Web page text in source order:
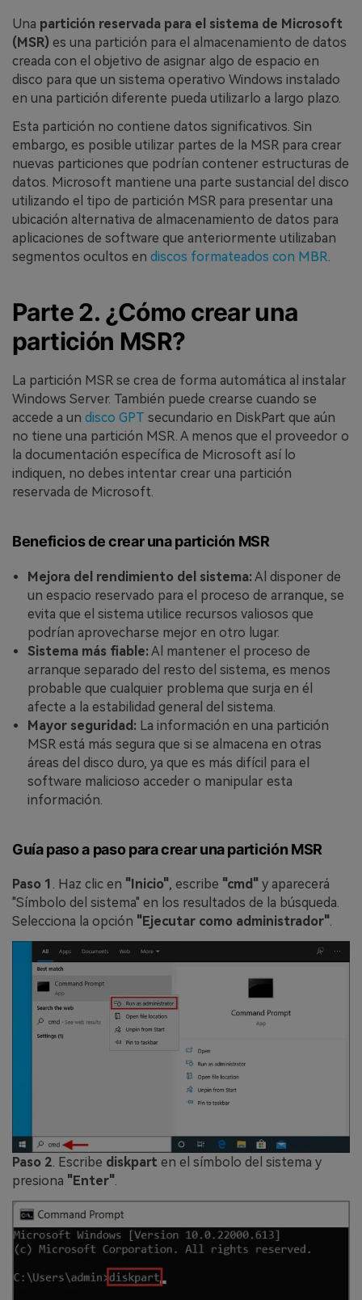
Una partición reservada para el sistema de Microsoft
(MSR) es una partición para el almacenamiento de datos
creada con el objetivo de asignar algo de espacio en
disco para que un sistema operativo Windows instalado
en una partición diferente pueda utilizarlo a largo plazo.
Esta partición no contiene datos significativos. Sin
embargo, es posible utilizar partes de la MSR para crear
nuevas particiones que podrían contener estructuras de
datos. Microsoft mantiene una parte sustancial del disco
utilizando el tipo de partición MSR para presentar una
ubicación alternativa de almacenamiento de datos para
aplicaciones de software que anteriormente utilizaban
segmentos ocultos en discos formateados con MBR.
Parte 2. ¿Cómo crear una
partición MSR?
La partición MSR se crea de forma automática al instalar
Windows Server. También puede crearse cuando se
accede a un disco GPT secundario en DiskPart que aún
no tiene una partición MSR. A menos que el proveedor o
la documentación específica de Microsoft así lo
indiquen, no debes intentar crear una partición
reservada de Microsoft.
Beneficios de crear una partición MSR
Mejora del rendimiento del sistema:Al disponer de
un espacio reservado para el proceso de arranque, se
evita que el sistema utilice recursos valiosos que
podrían aprovecharse mejor en otro lugar.
Sistema más fiable:Al mantener el proceso de
arranque separado del resto del sistema, es menos
probable que cualquier problema que surja en él
afecte a la estabilidad general del sistema.
Mayor seguridad: La información en una partición
MSR está más segura que si se almacena en otras
áreas del disco duro, ya que es más difícil para el
software malicioso acceder o manipular esta
información.
Guía paso a paso para crear una partición MSR
Paso 1 . Haz clic en "Inicio", escribe "cmd" y aparecerá
"Símbolo del sistema" en los resultados de la búsqueda.
Selecciona la opción "Ejecutar como administrador".
Paso 2 . Escribe diskpart en el símbolo del sistema y
presiona "Enter"